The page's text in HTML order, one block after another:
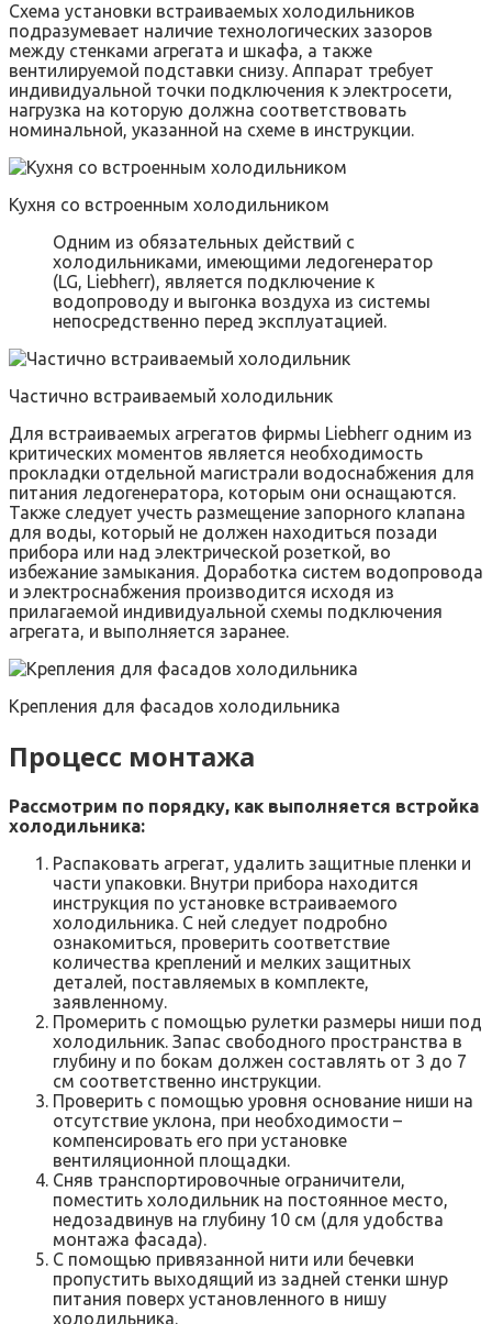
Схема установки встраиваемых холодильников
подразумевает наличие технологических зазоров
между стенками агрегата и шкафа, а также
вентилируемой подставки снизу. Аппарат требует
индивидуальной точки подключения к электросети,
нагрузка на которую должна соответствовать
номинальной, указанной на схеме в инструкции.
Кухня со встроенным холодильником
Одним из обязательных действий с
холодильниками, имеющими ледогенератор
(LG, Liebherr), является подключение к
водопроводу и выгонка воздуха из системы
непосредственно перед эксплуатацией.
Частично встраиваемый холодильник
Для встраиваемых агрегатов фирмы Liebherr одним из
критических моментов является необходимость
прокладки отдельной магистрали водоснабжения для
питания ледогенератора, которым они оснащаются.
Также следует учесть размещение запорного клапана
для воды, который не должен находиться позади
прибора или над электрической розеткой, во
избежание замыкания. Доработка систем водопровода
и электроснабжения производится исходя из
прилагаемой индивидуальной схемы подключения
агрегата, и выполняется заранее.
Крепления для фасадов холодильника
Процесс монтажа
Рассмотрим по порядку, как выполняется встройка
холодильника:
Распаковать агрегат, удалить защитные пленки и
части упаковки. Внутри прибора находится
инструкция по установке встраиваемого
холодильника. С ней следует подробно
ознакомиться, проверить соответствие
количества креплений и мелких защитных
деталей, поставляемых в комплекте,
заявленному.
Промерить с помощью рулетки размеры ниши под
холодильник. Запас свободного пространства в
глубину и по бокам должен составлять от 3 до 7
см соответственно инструкции.
Проверить с помощью уровня основание ниши на
отсутствие уклона, при необходимости –
компенсировать его при установке
вентиляционной площадки.
Сняв транспортировочные ограничители,
поместить холодильник на постоянное место,
недозадвинув на глубину 10 см (для удобства
монтажа фасада).
С помощью привязанной нити или бечевки
пропустить выходящий из задней стенки шнур
питания поверх установленного в нишу
холодильника.